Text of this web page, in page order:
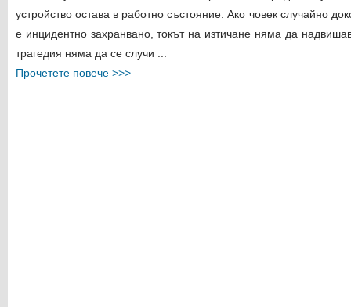
устройство остава в работно състояние. Ако човек случайно
е инцидентно захранвано, токът на изтичане няма да
трагедия няма да се случи ...
Прочетете повече >>>